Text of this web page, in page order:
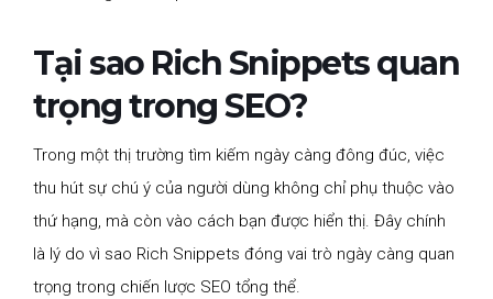
Tại sao Rich Snippets quan
trọng trong SEO?
Trong một thị trường tìm kiếm ngày càng đông đúc, việc
thu hút sự chú ý của người dùng không chỉ phụ thuộc vào
thứ hạng, mà còn vào cách bạn được hiển thị. Đây chính
là lý do vì sao Rich Snippets đóng vai trò ngày càng quan
trọng trong chiến lược SEO tổng thể.